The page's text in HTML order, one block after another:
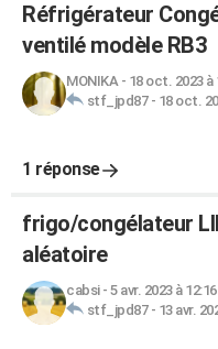
Réfrigérateur
ventilé modèle RB3
MONIKA- 18 oct. 2023 à
stf_jpd87- 18 oct.
1 réponse
frigo/congélateur
aléatoire
cabsi- 5 avr. 2023 à 12:16
stf_jpd87- 13 avr.